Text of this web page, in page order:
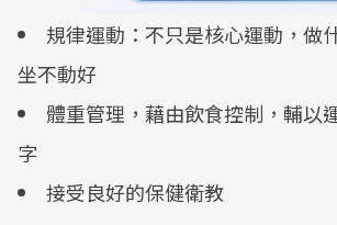
規律運動：不只是核心運動，做
坐不動好
體重管理，藉由飲食控制，輔以
字
接受良好的保健衛教